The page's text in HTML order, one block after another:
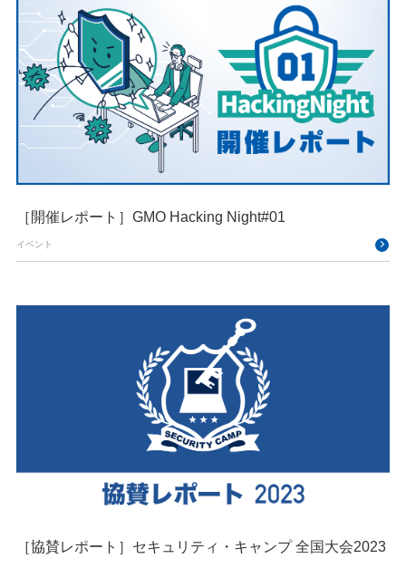
［開催レポート］GMO Hacking Night#01
イベント
［協賛レポート］セキュリティ・キャンプ 全国大会2023